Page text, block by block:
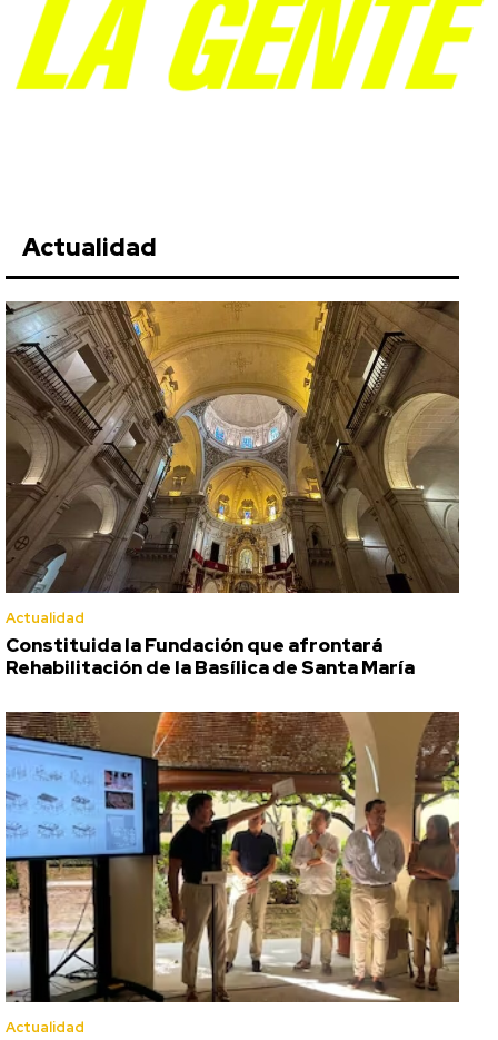
Actualidad
Actualidad
Constituida la Fundación que afrontará
Rehabilitación de la Basílica de Santa María
Actualidad